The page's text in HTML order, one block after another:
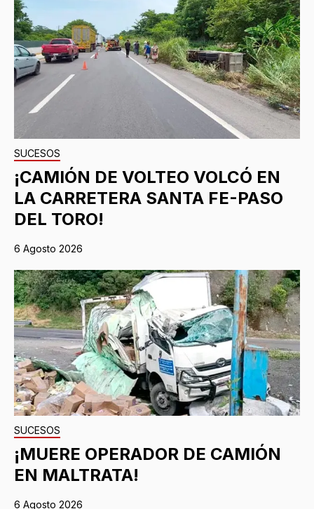
SUCESOS
¡CAMIÓN DE VOLTEO VOLCÓ EN
LA CARRETERA SANTA FE-PASO
DEL TORO!
6 Agosto 2026
SUCESOS
¡MUERE OPERADOR DE CAMIÓN
EN MALTRATA!
6 Agosto 2026